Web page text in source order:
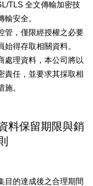
TLS 全文傳輸加密技
輸安全。
管，僅限經授權之必要
始得存取相關資料。
處理資料，本公司將以
責任，並要求其採取相
施。
料保留期限與銷
目的達成後之合理期間